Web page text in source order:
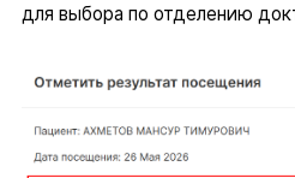
для выбора по отделению